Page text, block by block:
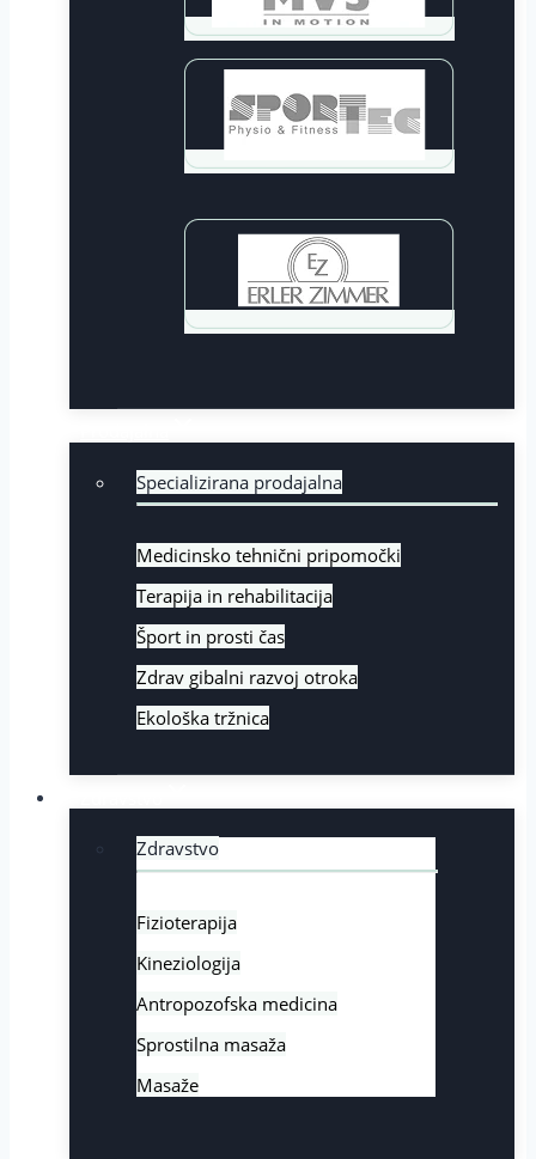
Specializirana prodajalna
Medicinsko tehnični pripomočki
Terapija in rehabilitacija
Šport in prosti čas
Zdrav gibalni razvoj otroka
Ekološka tržnica
Zdravstvo
Fizioterapija
Kineziologija
Antropozofska medicina
Sprostilna masaža
Masaže